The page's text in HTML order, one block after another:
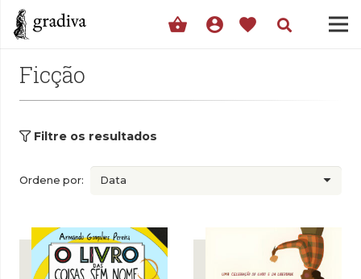
shopping_basket account_circle favorite
Ficção
Filtre os resultados
Ordene por: